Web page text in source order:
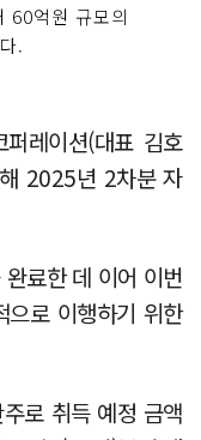
60억원 규모의
.
레이션(대표 김호
2025년 2차분 자
료한 데 이어 이번
으로 이행하기 위한
로 취득 예정 금액